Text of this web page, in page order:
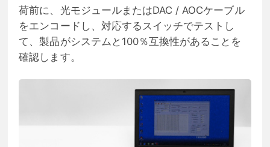
荷前に、光モジュールまたはDAC / AOCケーブル
をエンコードし、対応するスイッチでテストし
て、製品がシステムと100％互換性があることを
確認します。